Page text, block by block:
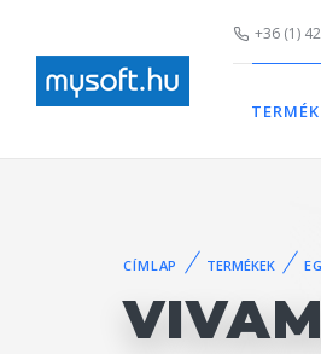
+36 (1)
CÍMLAP TERMÉKEK